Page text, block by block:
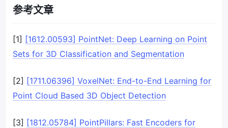
参考文章
[1] [1612.00593] PointNet: Deep Learning on Point
Sets for 3D Classification and Segmentation
[2] [1711.06396] VoxelNet: End-to-End Learning for
Point Cloud Based 3D Object Detection
[3] [1812.05784] PointPillars: Fast Encoders for